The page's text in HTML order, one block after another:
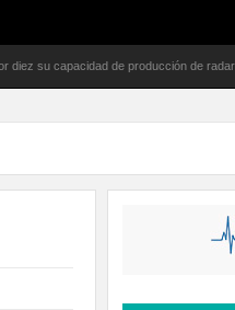
producción de radares en Brasil